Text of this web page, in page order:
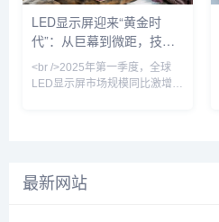
年同期下降37%，首次低于同规
格OLED商用拼接屏。行业分析
师指出，Micro LED不再是“概念
LED显示屏迎来“黄金时
代”：从巨幕到微距，技术
革命重塑视觉产业
<br />2025年第一季度，全球
LED显示屏市场规模同比激增
米的裸眼3D LED屏刚刚刷新了
最新网站